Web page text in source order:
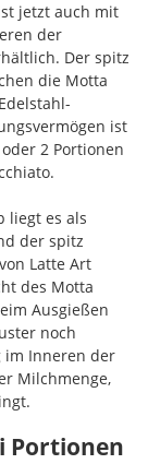
jetzt auch mit
der
Der spitz
die Motta
ist
2 Portionen
liegt es als
der spitz
Latte Art
des Motta
Ausgießen
noch
im Inneren der
Milchmenge,
Portionen